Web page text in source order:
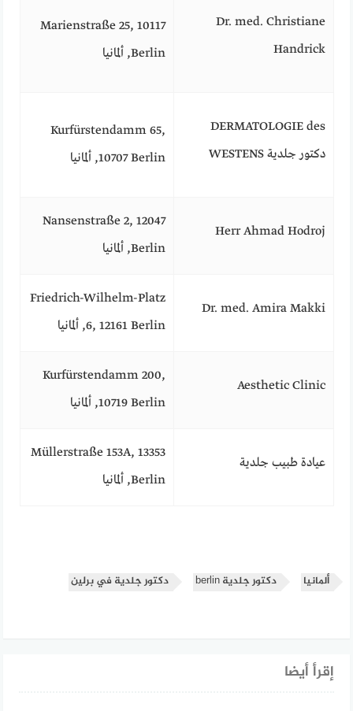
Dr. med. Christiane
Handrick
Marienstraße 25, 10117
Berlin, ألمانيا
DERMATOLOGIE des
WESTENS دكتور جلدية
Kurfürstendamm 65,
10707 Berlin, ألمانيا
Herr Ahmad Hodroj
Nansenstraße 2, 12047
Berlin, ألمانيا
Dr. med. Amira Makki
Friedrich-Wilhelm-Platz
6, 12161 Berlin, ألمانيا
Aesthetic Clinic
Kurfürstendamm 200,
10719 Berlin, ألمانيا
عيادة طبيب جلدية
Müllerstraße 153A, 13353
Berlin, ألمانيا
ألمانيا دكتور جلدية berlin دكتور جلدية في برلين
إقرأ أيضا